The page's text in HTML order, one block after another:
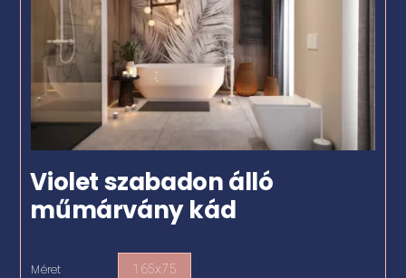
Violet szabadon álló
műmárvány kád
Méret 165x75